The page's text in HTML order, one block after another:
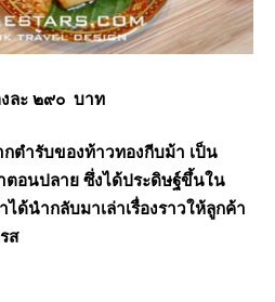
ละ ๒๙๐ บาท
ำรับของท้าวทองกีบม้า เป็น
ตอนปลาย ซึ่งได้ประดิษฐ์ขึ้นใน
ด้นำกลับมาเล่าเรื่องราวให้ลูกค้า
ส